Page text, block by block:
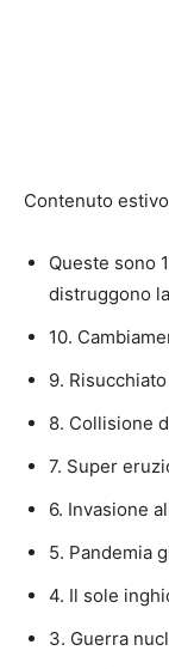
Contenuto estivo
Queste sono
distruggono
10.
9.
8. Collisione
7. Super
6. Invasione
5. Pandemia
4. Il sole
3. Guerra